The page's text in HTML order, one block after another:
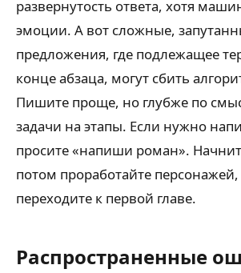
развернутость ответа, хотя
эмоции. А вот сложные,
предложения, где подлежащее
конце абзаца, могут сбить
Пишите проще, но глубже по
задачи на этапы. Если нужно
просите «напиши роман».
потом проработайте персонажей,
переходите к первой главе.
Распространенные